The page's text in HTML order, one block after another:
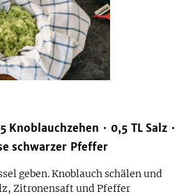
Knoblauchzehen 0,5 TL Salz
schwarzer Pfeffer
geben. Knoblauch schälen und
Zitronensaft und Pfeffer